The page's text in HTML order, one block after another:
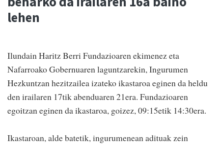
lehen
Ilundain Haritz Berri Fundazioaren ekimenez eta
Nafarroako Gobernuaren laguntzarekin, Ingurumen
Hezkuntzan hezitzailea izateko ikastaroa eginen da heldu
den irailaren 17tik abenduaren 21era. Fundazioaren
egoitzan eginen da ikastaroa, goizez, 09:15etik 14:30era.
Ikastaroan, alde batetik, ingurumenean adituak zein